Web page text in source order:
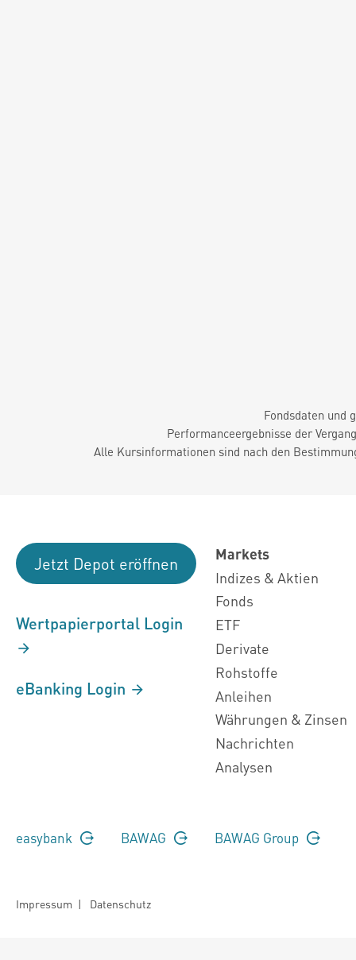
Fondsdaten und
Performanceergebnisse der
Alle Kursinformationen sind nach den
Jetzt Depot eröffnen
Wertpapierportal Login
eBanking Login
Markets
Indizes & Aktien
Fonds
ETF
Derivate
Rohstoffe
Anleihen
Währungen & Zinsen
Nachrichten
Analysen
easybank BAWAG BAWAG Group
Impressum | Datenschutz